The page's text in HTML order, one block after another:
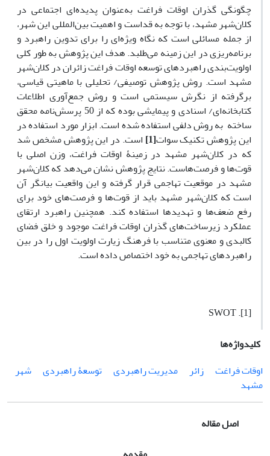
چگونگی گذران اوقات فراغت به‌عنوان پدیده‌ای اجتماعی در
کلان‌شهر مشهد، با توجه به قداست و اهمیت بین‌المللی این شهر،
از جمله مسائلی است که نگاه ویژه‌ای را برای تدوین راهبرد و
برنامه‌ریزی در این زمینه می‌طلبد. هدف این پژوهش به طور کلی
اولویت‌بندی راهبردهای توسعه اوقات فراغت زائران در کلان‌شهر
مشهد است. روش پژوهش توصیفی/ تحلیلی با ماهیتی قیاسی،
برگرفته از نگرش سیستمی است و روش جمع‌آوری اطلاعات
کتابخانه‌ای/ اسنادی و پیمایشی بوده که از 50 پرسش‌نامه‌ محقق
ساخته به روش دلفی استفاده شده است. ابزار مورد استفاده در
این پژوهش تکنیک سوات[1] است. در این پژوهش مشخص شد
که در کلان‌شهر مشهد در زمینۀ اوقات فراغت، وزن اصلی با
قوت‌ها و فرصت‌هاست. نتایج پژوهش نشان می‌دهد که کلان‌شهر
مشهد در موقعیت تهاجمی قرار گرفته و این واقعیت بیانگر آن
است که کلان‌شهر مشهد باید از قوت‌ها و فرصت‌های خود برای
رفع ضعف‌ها و تهدیدها استفاده کند. همچنین راهبرد ارتقای
عملکرد زیرساخت‌های گذران اوقات فراغت موجود و خلق فضای
کالبدی و معنوی متناسب با فرهنگ زیارت اولویت اول را در بین
راهبردهای تهاجمی به خود اختصاص داده است.
[1]. SWOT
کلیدواژه‌ها
اوقات فراغت
زائر مدیریت راهبردی توسعۀ راهبردی
شهر
مشهد
اصل مقاله